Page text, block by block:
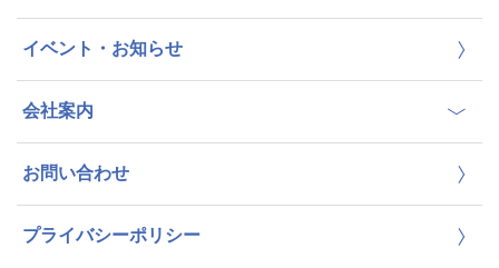
イベント・お知らせ
会社案内
お問い合わせ
プライバシーポリシー